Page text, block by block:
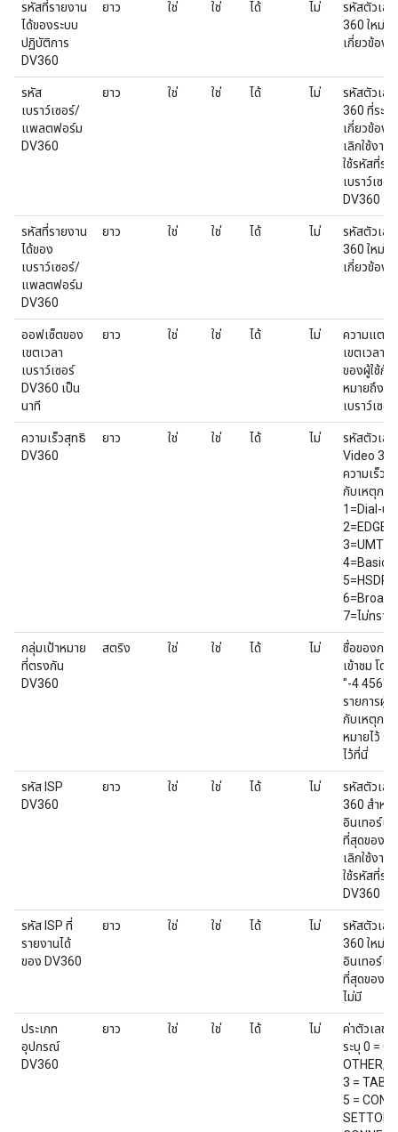
รหัสที่รายงาน
ได้ของระบบ
ปฏิบัติการ
DV360
ยาว ใช่ ใช่ ได้ ไม่
รหัสตัวเล
360 ใหม่ที่
เกี่ยวข้อง
รหัส
เบราว์เซอร์/
แพลตฟอร์ม
DV360
ยาว ใช่ ใช่ ได้ ไม่
รหัสตัวเล
360 ที่ระบุ
เกี่ยวข้อง
เลิกใช้งาน
ใช้รหัสที่รา
เบราว์เซ
DV360 แ
รหัสที่รายงาน
ได้ของ
เบราว์เซอร์/
แพลตฟอร์ม
DV360
ยาว ใช่ ใช่ ได้ ไม่
รหัสตัวเล
360 ใหม่ที่
เกี่ยวข้อง
ออฟเซ็ตของ
เขตเวลา
เบราว์เซอร์
DV360 เป็น
นาที
ยาว ใช่ ใช่ ได้ ไม่
ความแตก
เขตเวลาที่
ของผู้ใช้กับ
หมายถึงเข
เบราว์เซอ
ความเร็วสุทธิ
DV360
ยาว ใช่ ใช่ ได้ ไม่
รหัสตัวเล
Video
ความเร็วเ
กับเหตุกา
1=Dial-up
2=EDGE/
4=Basic
7=ไม่ทราบ
กลุ่มเป้าหมาย
ที่ตรงกัน
DV360
สตริง ใช่ ใช่ ได้ ไม่
ชื่อของกลุ่
เข้าชม โด
"-4 456" ห
รายการผู้ใ
กับเหตุกา
หมายไว้ ระ
ไว้ที่นี่
รหัส ISP
DV360
ยาว ใช่ ใช่ ได้ ไม่
รหัสตัวเล
360 สำหรั
อินเทอร์เน็
ที่สุดของก
เลิกใช้งาน
ใช้รหัสที่รา
DV360 แ
รหัส ISP ที่
รายงานได้
ของ DV360
ยาว ใช่ ใช่ ได้ ไม่
รหัสตัวเล
360 ใหม่ส
อินเทอร์เน็
ที่สุดของก
ไม่มี
ประเภท
อุปกรณ์
DV360
ยาว ใช่ ใช่ ได้ ไม่
ค่าตัวเลข
ระบุ 0 =
OTHER,
3 =
5 =